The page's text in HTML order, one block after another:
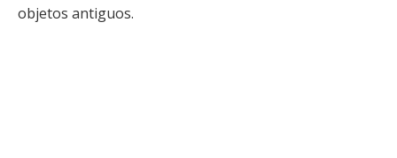
objetos antiguos.